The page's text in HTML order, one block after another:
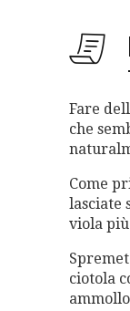
Fare
che
Come
lasciate
viola
ciotola